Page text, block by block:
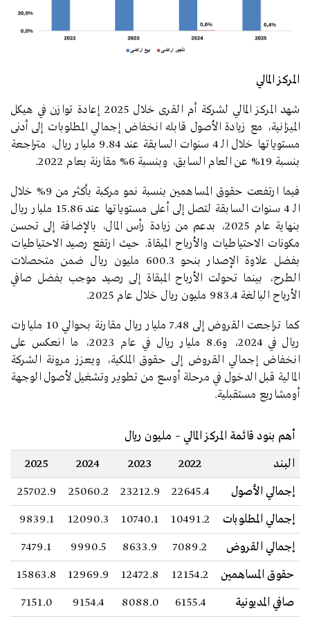
المركز المالي
شهد المركز المالي لشركة أم القرى خلال 2025 إعادة توازن في هيكل
الميزانية، مع زيادة الأصول قابله انخفاض إجمالي المطلوبات إلى أدنى
مستوياتها خلال الـ 4 سنوات السابقة عند 9.84 مليار ريال، متراجعة
بنسبة 19% عن العام السابق، وبنسبة 6% مقارنة بعام 2022.
فيما ارتفعت حقوق المساهمين بنسبة نمو مركبة بأكثر من 9% خلال
الـ 4 سنوات السابقة لتصل إلى أعلى مستوياتها عند 15.86 مليار ريال
بنهاية عام 2025، بدعم من زيادة رأس المال، بالإضافة إلى تحسن
مكونات الاحتياطيات والأرباح المبقاة. حيث ارتفع رصيد الاحتياطيات
بفضل علاوة الإصدار بنحو 600.3 مليون ريال ضمن متحصلات
الطرح، بينما تحولت الأرباح المبقاة إلى رصيد موجب بفضل صافي
الأرباح البالغة 983.4 مليون ريال خلال عام 2025.
كما تراجعت القروض إلى 7.48 مليار ريال مقارنة بحوالي 10 مليارات
ريال في 2024، و8.6 مليار ريال في عام 2023، ما انعكس على
انخفاض إجمالي القروض إلى حقوق الملكية، ويعزز مرونة الشركة
المالية قبل الدخول في مرحلة أوسع من تطوير وتشغيل لأصول الوجهة
أومشاريع مستقبلية.
أهم بنود قائمة المركز المالي – مليون ريال
البند
2022
2023
2024
2025
إجمالي الأصول
22645.4
23212.9
25060.2
25702.9
إجمالي المطلوبات
10491.2
10740.1
12090.3
9839.1
إجمالي القروض
7089.2
8633.9
9990.5
7479.1
حقوق المساهمين
12154.2
12472.8
12969.9
15863.8
صافي المديونية
6155.4
8088.0
9154.4
7151.0